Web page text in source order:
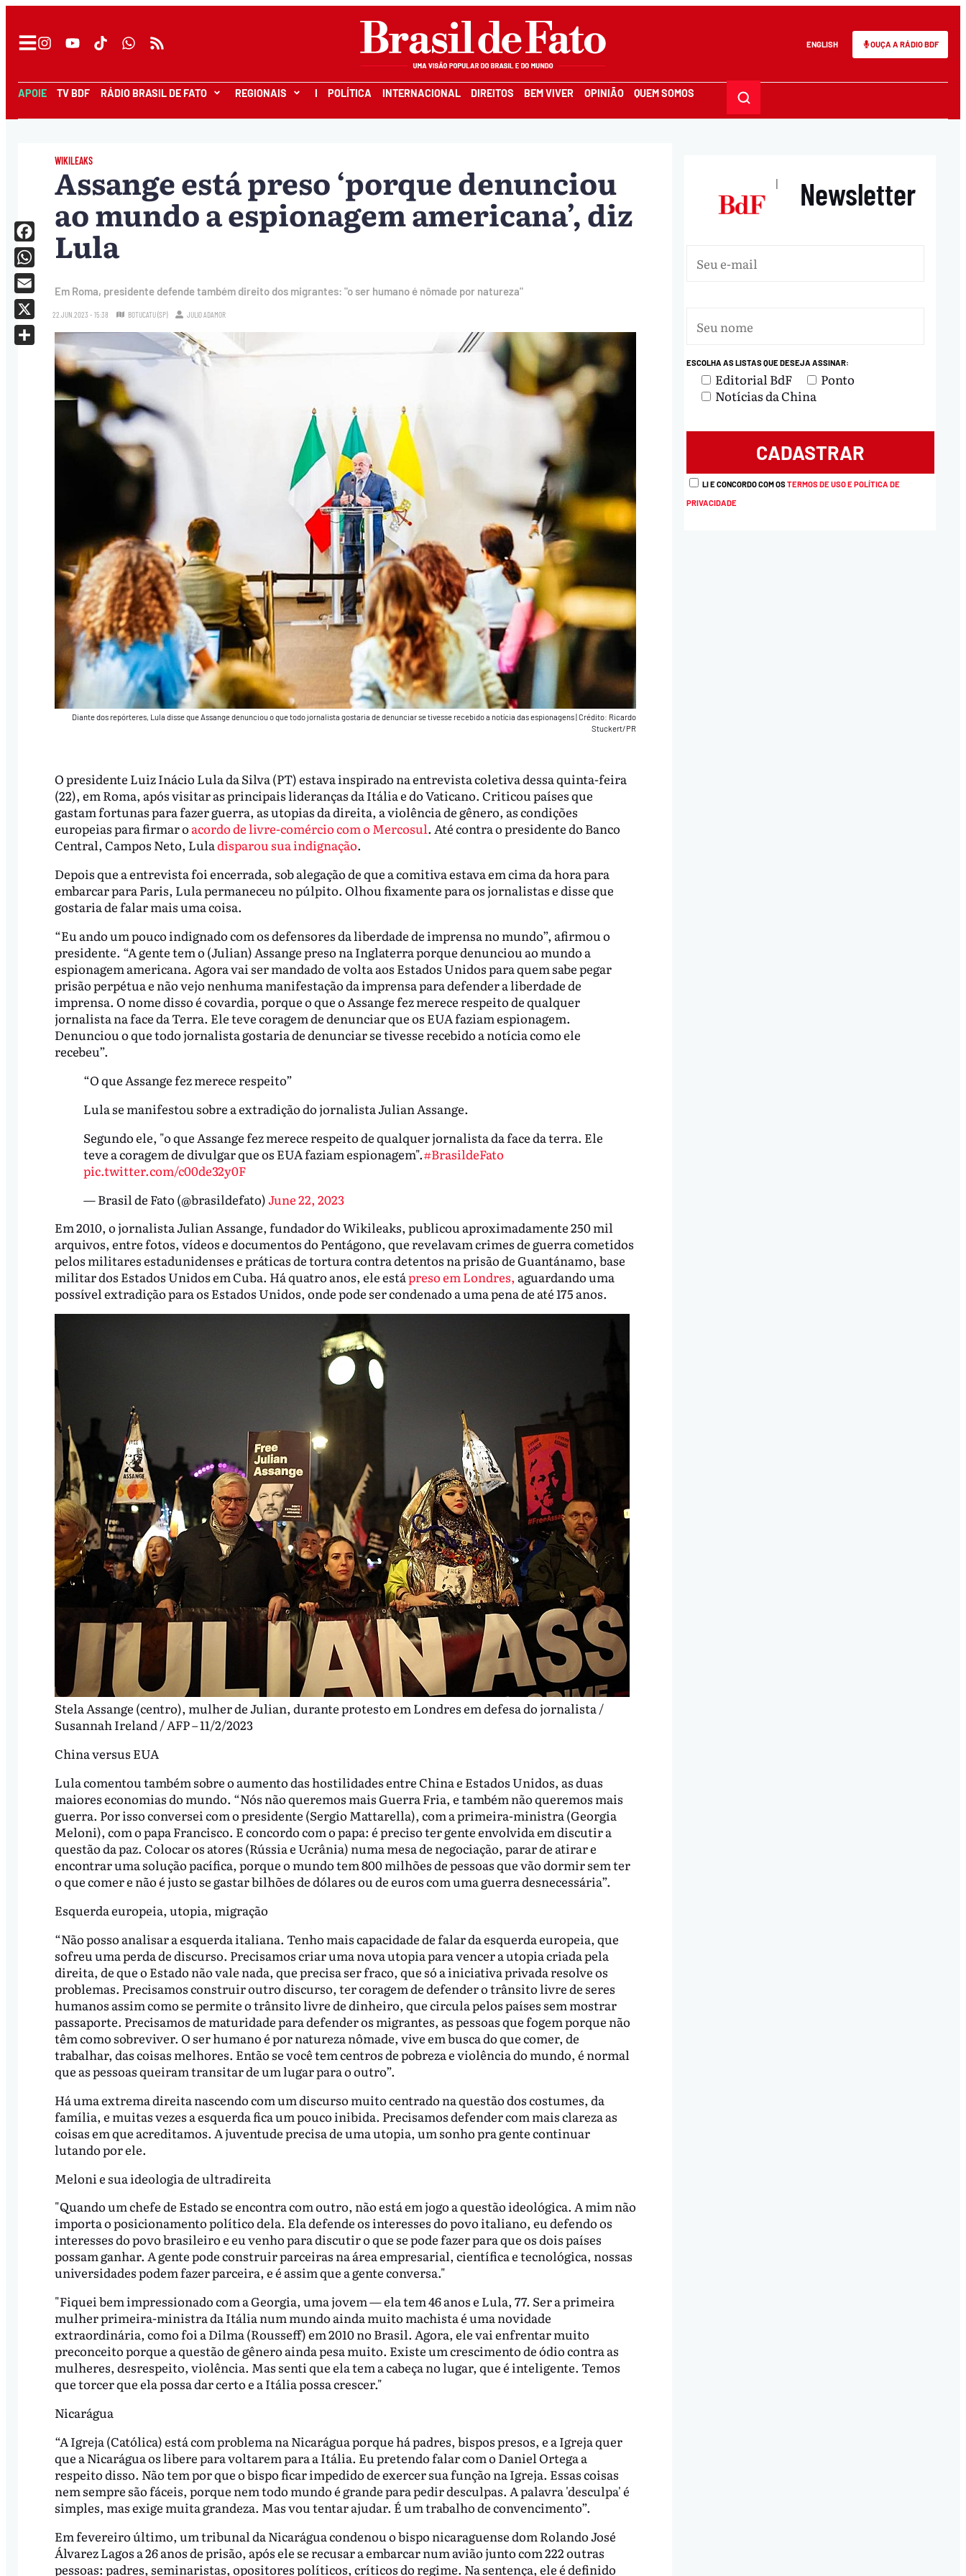
ENGLISH OUÇA A RÁDIO BDF
APOIE TV BDF RÁDIO BRASIL DE FATO REGIONAIS I POLÍTICA INTERNACIONAL DIREITOS BEM VIVER OPINIÃO QUEM SOMOS
WIKILEAKS
Assange está preso ‘porque denunciou
ao mundo a espionagem americana’, diz
Lula
Em Roma, presidente defende também direito dos migrantes: "o ser humano é nômade por natureza"
22.JUN.2023 - 15:38 BOTUCATU (SP) JULIO ADAMOR
Diante dos repórteres, Lula disse que Assange denunciou o que todo jornalista gostaria de denunciar se tivesse recebido a notícia das espionagens|Crédito: Ricardo
Stuckert/PR
O presidente Luiz Inácio Lula da Silva (PT) estava inspirado na entrevista coletiva dessa quinta-feira
(22), em Roma, após visitar as principais lideranças da Itália e do Vaticano. Criticou países que
gastam fortunas para fazer guerra, as utopias da direita, a violência de gênero, as condições
europeias para firmar o acordo de livre-comércio com o Mercosul. Até contra o presidente do Banco
Central, Campos Neto, Luladisparou sua indignação.
Depois que a entrevista foi encerrada, sob alegação de que a comitiva estava em cima da hora para
embarcar para Paris, Lula permaneceu no púlpito. Olhou fixamente para os jornalistas e disse que
gostaria de falar mais uma coisa.
“Eu ando um pouco indignado com os defensores da liberdade de imprensa no mundo”, afirmou o
presidente. “A gente tem o (Julian) Assange preso na Inglaterra porque denunciou ao mundo a
espionagem americana. Agora vai ser mandado de volta aos Estados Unidos para quem sabe pegar
prisão perpétua e não vejo nenhuma manifestação da imprensa para defender a liberdade de
imprensa. O nome disso é covardia, porque o que o Assange fez merece respeito de qualquer
jornalista na face da Terra. Ele teve coragem de denunciar que os EUA faziam espionagem.
Denunciou o que todo jornalista gostaria de denunciar se tivesse recebido a notícia como ele
recebeu”.
“O que Assange fez merece respeito”
Lula se manifestou sobre a extradição do jornalista Julian Assange.
Segundo ele, "o que Assange fez merece respeito de qualquer jornalista da face da terra. Ele
teve a coragem de divulgar que os EUA faziam espionagem".#BrasildeFato
pic.twitter.com/c00de32y0F
— Brasil de Fato (@brasildefato)June 22, 2023
Em 2010, o jornalista Julian Assange, fundador do Wikileaks, publicou aproximadamente 250 mil
arquivos, entre fotos, vídeos e documentos do Pentágono, que revelavam crimes de guerra cometidos
pelos militares estadunidenses e práticas de tortura contra detentos na prisão de Guantánamo, base
militar dos Estados Unidos em Cuba. Há quatro anos, ele estápreso em Londres, aguardando uma
possível extradição para os Estados Unidos, onde pode ser condenado a uma pena de até 175 anos.
Stela Assange (centro), mulher de Julian, durante protesto em Londres em defesa do jornalista /
Susannah Ireland / AFP – 11/2/2023
China versus EUA
Lula comentou também sobre o aumento das hostilidades entre China e Estados Unidos, as duas
maiores economias do mundo. “Nós não queremos mais Guerra Fria, e também não queremos mais
guerra. Por isso conversei com o presidente (Sergio Mattarella), com a primeira-ministra (Georgia
Meloni), com o papa Francisco. E concordo com o papa: é preciso ter gente envolvida em discutir a
questão da paz. Colocar os atores (Rússia e Ucrânia) numa mesa de negociação, parar de atirar e
encontrar uma solução pacífica, porque o mundo tem 800 milhões de pessoas que vão dormir sem ter
o que comer e não é justo se gastar bilhões de dólares ou de euros com uma guerra desnecessária”.
Esquerda europeia, utopia, migração
“Não posso analisar a esquerda italiana. Tenho mais capacidade de falar da esquerda europeia, que
sofreu uma perda de discurso. Precisamos criar uma nova utopia para vencer a utopia criada pela
direita, de que o Estado não vale nada, que precisa ser fraco, que só a iniciativa privada resolve os
problemas. Precisamos construir outro discurso, ter coragem de defender o trânsito livre de seres
humanos assim como se permite o trânsito livre de dinheiro, que circula pelos países sem mostrar
passaporte. Precisamos de maturidade para defender os migrantes, as pessoas que fogem porque não
têm como sobreviver. O ser humano é por natureza nômade, vive em busca do que comer, de
trabalhar, das coisas melhores. Então se você tem centros de pobreza e violência do mundo, é normal
que as pessoas queiram transitar de um lugar para o outro”.
Há uma extrema direita nascendo com um discurso muito centrado na questão dos costumes, da
família, e muitas vezes a esquerda fica um pouco inibida. Precisamos defender com mais clareza as
coisas em que acreditamos. A juventude precisa de uma utopia, um sonho pra gente continuar
lutando por ele.
Meloni e sua ideologia de ultradireita
"Quando um chefe de Estado se encontra com outro, não está em jogo a questão ideológica. A mim não
importa o posicionamento político dela. Ela defende os interesses do povo italiano, eu defendo os
interesses do povo brasileiro e eu venho para discutir o que se pode fazer para que os dois países
possam ganhar. A gente pode construir parceiras na área empresarial, científica e tecnológica, nossas
universidades podem fazer parceira, e é assim que a gente conversa."
"Fiquei bem impressionado com a Georgia, uma jovem — ela tem 46 anos e Lula, 77. Ser a primeira
mulher primeira-ministra da Itália num mundo ainda muito machista é uma novidade
extraordinária, como foi a Dilma (Rousseff) em 2010 no Brasil. Agora, ele vai enfrentar muito
preconceito porque a questão de gênero ainda pesa muito. Existe um crescimento de ódio contra as
mulheres, desrespeito, violência. Mas senti que ela tem a cabeça no lugar, que é inteligente. Temos
que torcer que ela possa dar certo e a Itália possa crescer."
Nicarágua
“A Igreja (Católica) está com problema na Nicarágua porque há padres, bispos presos, e a Igreja quer
que a Nicarágua os libere para voltarem para a Itália. Eu pretendo falar com o Daniel Ortega a
respeito disso. Não tem por que o bispo ficar impedido de exercer sua função na Igreja. Essas coisas
nem sempre são fáceis, porque nem todo mundo é grande para pedir desculpas. A palavra 'desculpa' é
simples, mas exige muita grandeza. Mas vou tentar ajudar. É um trabalho de convencimento”.
Em fevereiro último, um tribunal da Nicarágua condenou o bispo nicaraguense dom Rolando José
Álvarez Lagos a 26 anos de prisão, após ele se recusar a embarcar num avião junto com 222 outras
pessoas: padres, seminaristas, opositores políticos, críticos do regime. Na sentença, ele é definido
Facebook
WhatsApp
Email
X
| Newsletter
ESCOLHA AS LISTAS QUE DESEJA ASSINAR:
Editorial BdF
Ponto
Notícias da China
LI E CONCORDO COM OSTERMOS DE USO E POLÍTICA DE
PRIVACIDADE